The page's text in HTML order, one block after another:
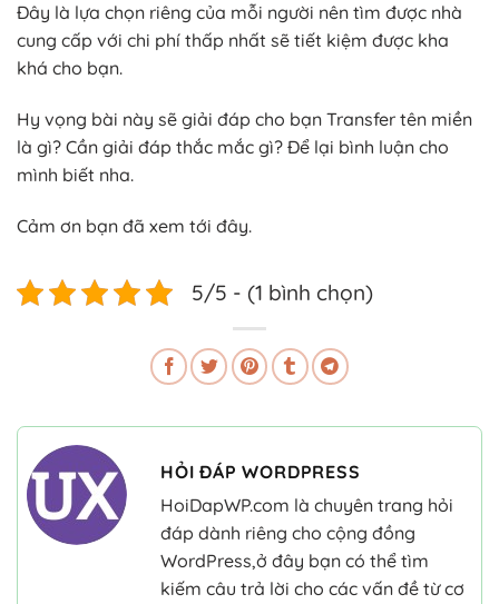
Đây là lựa chọn riêng của mỗi người nên tìm được nhà
cung cấp với chi phí thấp nhất sẽ tiết kiệm được kha
khá cho bạn.
Hy vọng bài này sẽ giải đáp cho bạn Transfer tên miền
là gì? Cần giải đáp thắc mắc gì? Để lại bình luận cho
mình biết nha.
Cảm ơn bạn đã xem tới đây.
5/5 - (1 bình chọn)
HỎI ĐÁP WORDPRESS
HoiDapWP.com là chuyên trang hỏi
đáp dành riêng cho cộng đồng
WordPress,ở đây bạn có thể tìm
kiếm câu trả lời cho các vấn đề từ cơ